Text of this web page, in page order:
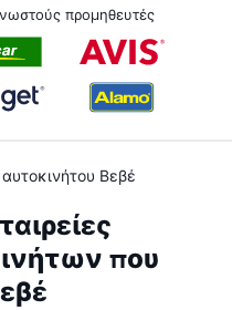
προμηθευτές
Βεβέ
που